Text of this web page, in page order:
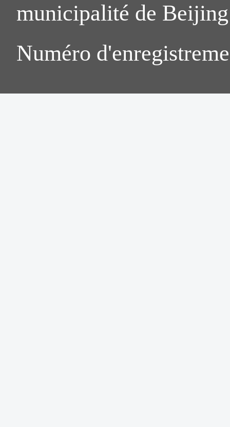
municipalité de
Numéro